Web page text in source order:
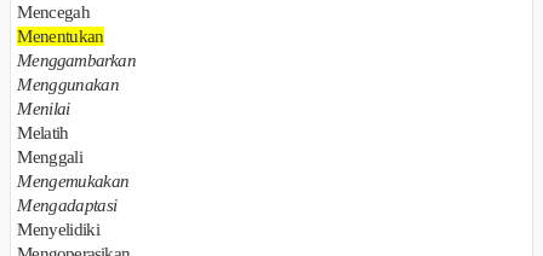
Mencegah
Menentukan
Menggambarkan
Menggunakan
Menilai
Melatih
Menggali
Mengemukakan
Mengadaptasi
Menyelidiki